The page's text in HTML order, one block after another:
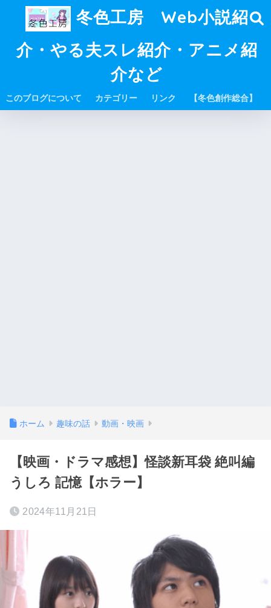
冬色工房 Web小説紹
介・やる夫スレ紹介・アニメ紹
介など
このブログについて カテゴリー リンク 【冬色創作総合】
ホーム 趣味の話 動画・映画
【映画・ドラマ感想】怪談新耳袋 絶叫編
うしろ 記憶【ホラー】
2024年11月21日